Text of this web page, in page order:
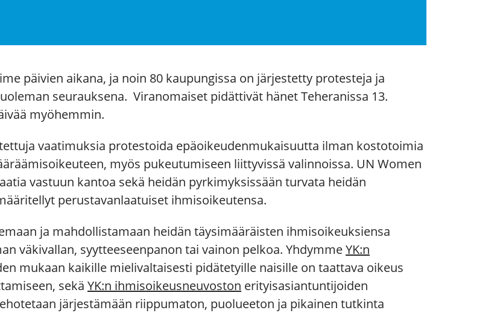
päivien aikana, ja noin 80 kaupungissa on järjestetty protesteja ja
seurauksena. Viranomaiset pidättivät hänet Teheranissa 13.
myöhemmin.
vaatimuksia protestoida epäoikeudenmukaisuutta ilman kostotoimia
myös pukeutumiseen liittyvissä valinnoissa. UN Women
vastuun kantoa sekä heidän pyrkimyksissään turvata heidän
perustavanlaatuiset ihmisoikeutensa.
ja mahdollistamaan heidän täysimääräisten ihmisoikeuksiensa
väkivallan, syytteeseenpanon tai vainon pelkoa. YhdymmeYK:n
mukaan kaikille mielivaltaisesti pidätetyille naisille on taattava oikeus
sekä YK:n ihmisoikeusneuvoston erityisasiantuntijoiden
järjestämään riippumaton, puolueeton ja pikainen tutkinta